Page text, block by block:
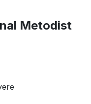
Metodist